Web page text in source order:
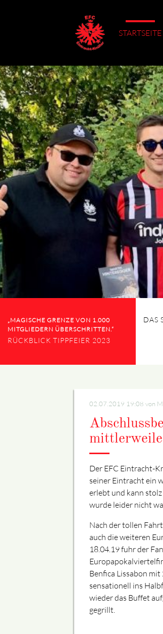
STARTSEITE
„MAGISCHE GRENZE VON 1.000
MITGLIEDERN ÜBERSCHRITTEN.“
RÜCKBLICK TIPPFEIER 2023
DAS
02.07.2019 19:08 von
Der EFC Eintracht-
seiner Eintracht ein
erlebt und kann stolz
wurde leider nicht
Nach der tollen
auch die weiteren
18.04.19 fuhr der
Benfica Lissabon
sensationell ins
wieder das Buffet
gegrillt.